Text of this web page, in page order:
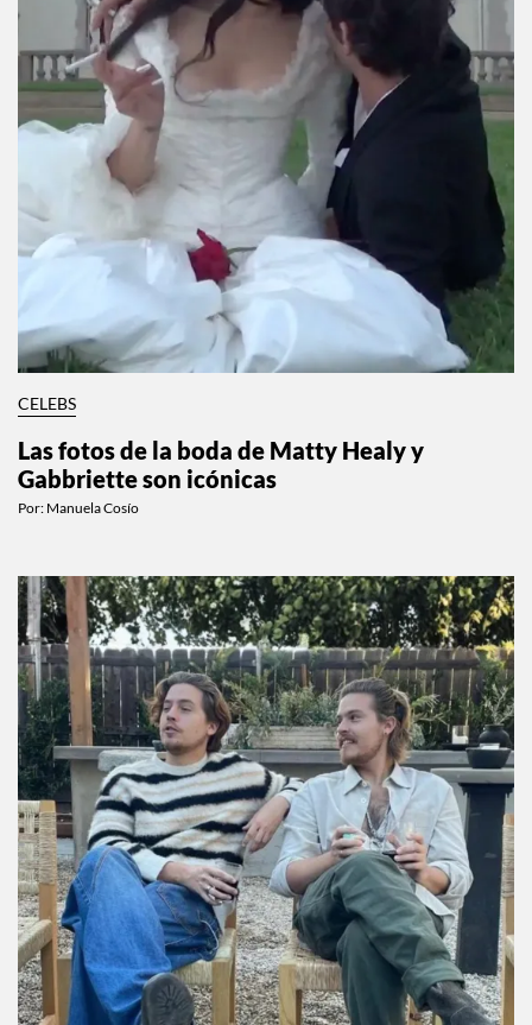
CELEBS
Las fotos de la boda de Matty Healy y
Gabbriette son icónicas
Por: Manuela Cosío